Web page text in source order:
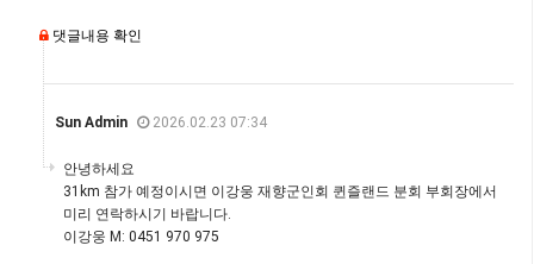
댓글내용 확인
Sun Admin 2026.02.23 07:34
안녕하세요
31km 참가 예정이시면 이강웅 재향군인회 퀸즐랜드 분회 부회장에서
미리 연락하시기 바랍니다.
이강웅 M: 0451 970 975